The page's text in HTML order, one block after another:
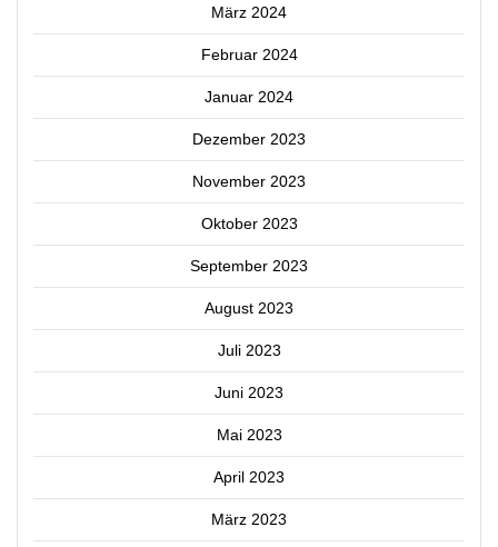
März 2024
Februar 2024
Januar 2024
Dezember 2023
November 2023
Oktober 2023
September 2023
August 2023
Juli 2023
Juni 2023
Mai 2023
April 2023
März 2023